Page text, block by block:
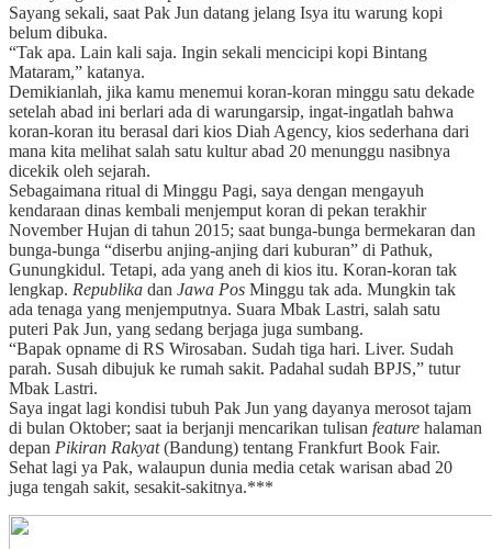
Sayang sekali, saat Pak Jun datang jelang Isya itu warung kopi
belum dibuka.
“Tak apa. Lain kali saja. Ingin sekali mencicipi kopi Bintang
Mataram,” katanya.
Demikianlah, jika kamu menemui koran-koran minggu satu dekade
setelah abad ini berlari ada di warungarsip, ingat-ingatlah bahwa
koran-koran itu berasal dari kios Diah Agency, kios sederhana dari
mana kita melihat salah satu kultur abad 20 menunggu nasibnya
dicekik oleh sejarah.
Sebagaimana ritual di Minggu Pagi, saya dengan mengayuh
kendaraan dinas kembali menjemput koran di pekan terakhir
November Hujan di tahun 2015; saat bunga-bunga bermekaran dan
bunga-bunga “diserbu anjing-anjing dari kuburan” di Pathuk,
Gunungkidul. Tetapi, ada yang aneh di kios itu. Koran-koran tak
lengkap. Republika dan Jawa Pos Minggu tak ada. Mungkin tak
ada tenaga yang menjemputnya. Suara Mbak Lastri, salah satu
puteri Pak Jun, yang sedang berjaga juga sumbang.
“Bapak opname di RS Wirosaban. Sudah tiga hari. Liver. Sudah
parah. Susah dibujuk ke rumah sakit. Padahal sudah BPJS,” tutur
Mbak Lastri.
Saya ingat lagi kondisi tubuh Pak Jun yang dayanya merosot tajam
di bulan Oktober; saat ia berjanji mencarikan tulisan feature halaman
depan Pikiran Rakyat(Bandung) tentang Frankfurt Book Fair.
Sehat lagi ya Pak, walaupun dunia media cetak warisan abad 20
juga tengah sakit, sesakit-sakitnya.***